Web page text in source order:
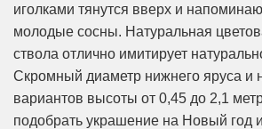
иголками тянутся вверх и
молодые сосны. Натуральная
ствола отлично имитирует
Скромный диаметр нижнего яруса и
вариантов высоты от 0,45 до 2,1
подобрать украшение на Новый год